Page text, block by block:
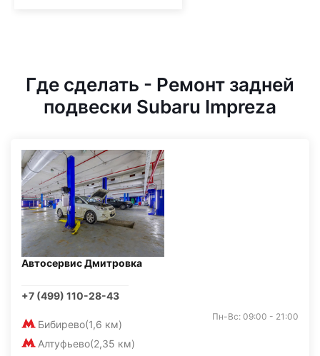
Где сделать - Ремонт задней
подвески Subaru Impreza
Автосервис Дмитровка
+7 (499) 110-28-43
Бибирево(1,6 км)
Алтуфьево(2,35 км)
Пн-Вс: 09:00 - 21:00